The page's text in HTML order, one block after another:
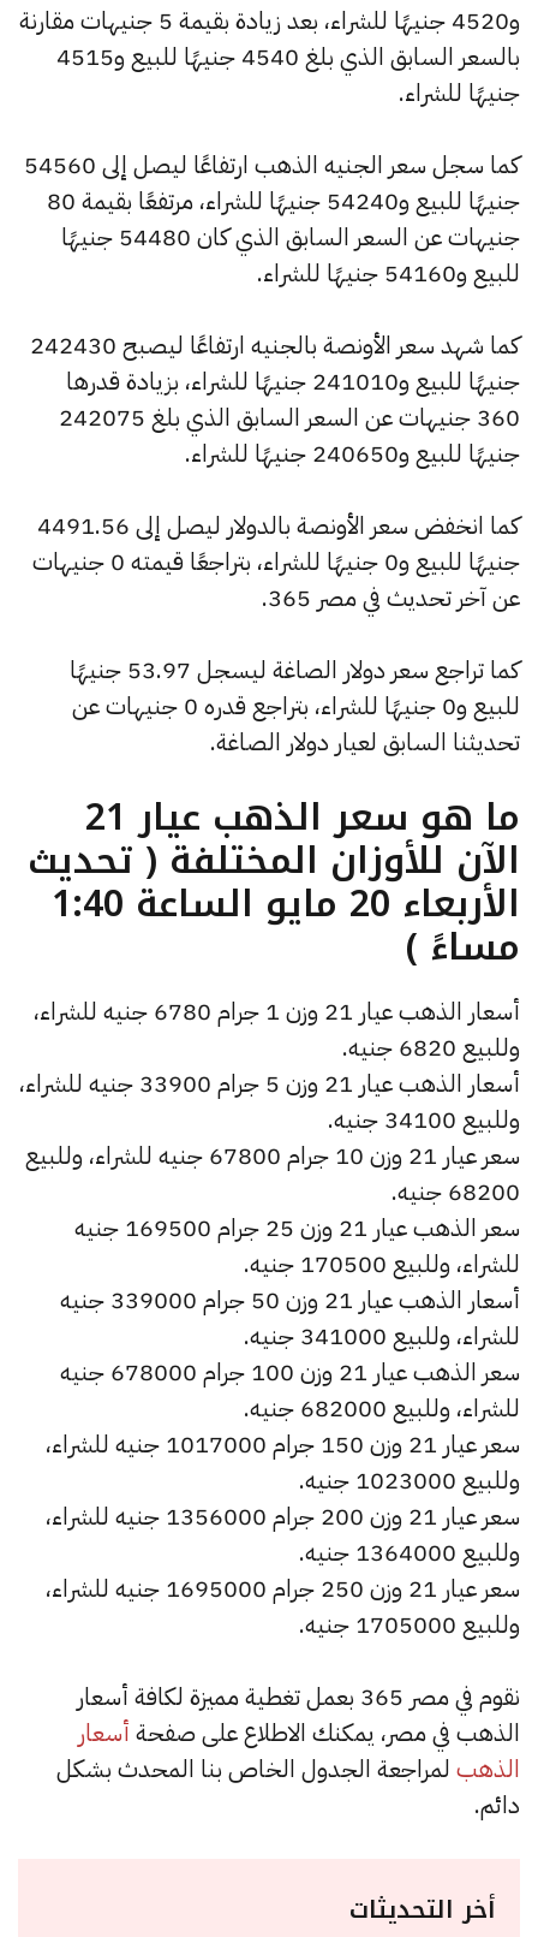
و4520 جنيهًا للشراء، بعد زيادة بقيمة 5 جنيهات مقارنة
بالسعر السابق الذي بلغ 4540 جنيهًا للبيع و4515
جنيهًا للشراء.
كما سجل سعر الجنيه الذهب ارتفاعًا ليصل إلى 54560
جنيهًا للبيع و54240 جنيهًا للشراء، مرتفعًا بقيمة 80
جنيهات عن السعر السابق الذي كان 54480 جنيهًا
للبيع و54160 جنيهًا للشراء.
كما شهد سعر الأونصة بالجنيه ارتفاعًا ليصبح 242430
جنيهًا للبيع و241010 جنيهًا للشراء، بزيادة قدرها
360 جنيهات عن السعر السابق الذي بلغ 242075
جنيهًا للبيع و240650 جنيهًا للشراء.
كما انخفض سعر الأونصة بالدولار ليصل إلى 4491.56
جنيهًا للبيع و0 جنيهًا للشراء، بتراجعًا قيمته 0 جنيهات
عن آخر تحديث في مصر 365.
كما تراجع سعر دولار الصاغة ليسجل 53.97 جنيهًا
للبيع و0 جنيهًا للشراء، بتراجع قدره 0 جنيهات عن
تحديثنا السابق لعيار دولار الصاغة.
ما هو سعر الذهب عيار 21
الآن للأوزان المختلفة ( تحديث
الأربعاء 20 مايو الساعة 1:40
مساءً )
أسعار الذهب عيار 21 وزن 1 جرام 6780 جنيه للشراء،
وللبيع 6820 جنيه.
أسعار الذهب عيار 21 وزن 5 جرام 33900 جنيه للشراء،
وللبيع 34100 جنيه.
سعر عيار 21 وزن 10 جرام 67800 جنيه للشراء، وللبيع
68200 جنيه.
سعر الذهب عيار 21 وزن 25 جرام 169500 جنيه
للشراء، وللبيع 170500 جنيه.
أسعار الذهب عيار 21 وزن 50 جرام 339000 جنيه
للشراء، وللبيع 341000 جنيه.
سعر الذهب عيار 21 وزن 100 جرام 678000 جنيه
للشراء، وللبيع 682000 جنيه.
سعر عيار 21 وزن 150 جرام 1017000 جنيه للشراء،
وللبيع 1023000 جنيه.
سعر عيار 21 وزن 200 جرام 1356000 جنيه للشراء،
وللبيع 1364000 جنيه.
سعر عيار 21 وزن 250 جرام 1695000 جنيه للشراء،
وللبيع 1705000 جنيه.
نقوم في مصر 365 بعمل تغطية مميزة لكافة أسعار
الذهب في مصر، يمكنك الاطلاع على صفحة أسعار
الذهب لمراجعة الجدول الخاص بنا المحدث بشكل
دائم.
أخر التحديثات